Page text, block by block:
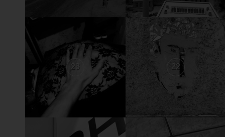
23 22